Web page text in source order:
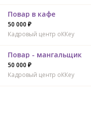
Повар в кафе
50 000 ₽
Кадровый центр оККеу
Повар - мангальщик
50 000 ₽
Кадровый центр оККеу